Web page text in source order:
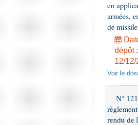
en
armées,
de
dépôt :
12/
Voir le
N°
rendu de